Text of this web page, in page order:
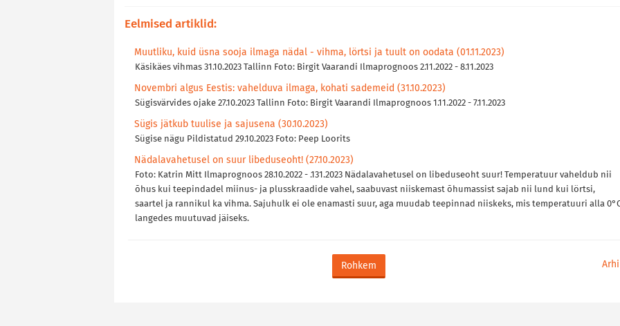
Eelmised artiklid:
Muutliku, kuid üsna sooja ilmaga nädal - vihma, lörtsi ja tuult on oodata (01.11.2023)
Käsikäes vihmas 31.10.2023 Tallinn Foto: Birgit Vaarandi Ilmaprognoos 2.11.2022 - 8.11.2023
Novembri algus Eestis: vahelduva ilmaga, kohati sademeid (31.10.2023)
Sügisvärvides ojake 27.10.2023 Tallinn Foto: Birgit Vaarandi Ilmaprognoos 1.11.2022 - 7.11.2023
Sügis jätkub tuulise ja sajusena (30.10.2023)
Sügise nägu Pildistatud 29.10.2023 Foto: Peep Loorits
Nädalavahetusel on suur libeduseoht! (27.10.2023)
Foto: Katrin Mitt Ilmaprognoos 28.10.2022 - .131.2023 Nädalavahetusel on libeduseoht suur! Temperatuur vaheldub nii
õhus kui teepindadel miinus- ja plusskraadide vahel, saabuvast niiskemast õhumassist sajab nii lund kui lörtsi,
saartel ja rannikul ka vihma. Sajuhulk ei ole enamasti suur, aga muudab teepinnad niiskeks, mis temperatuuri alla
langedes muutuvad jäiseks.
Rohkem